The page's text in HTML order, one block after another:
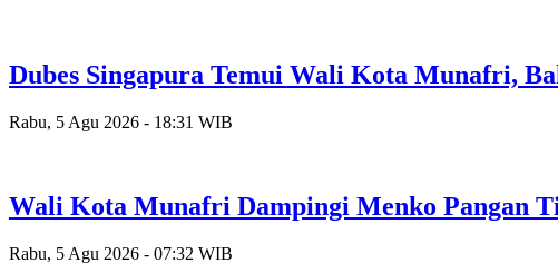
Dubes Singapura Temui Wali Kota Munafri,
Rabu, 5 Agu 2026 - 18:31 WIB
Wali Kota Munafri Dampingi Menko Pangan
Rabu, 5 Agu 2026 - 07:32 WIB